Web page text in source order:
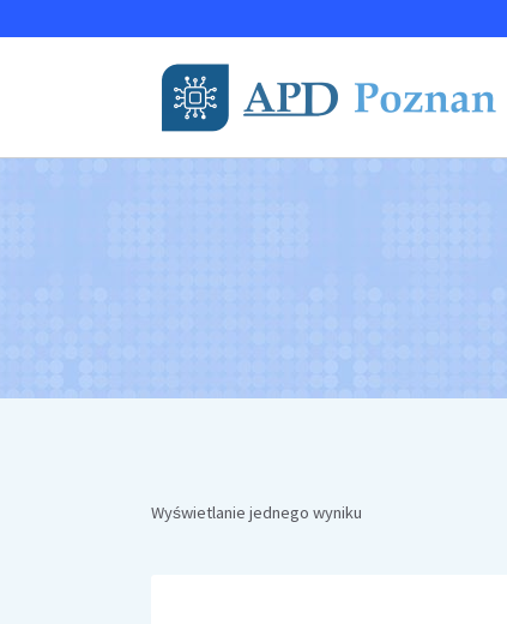
Wyświetlanie jednego wyniku